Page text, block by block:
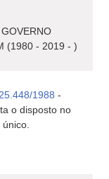
(1980 - 2019 - )
1988 -
o disposto no